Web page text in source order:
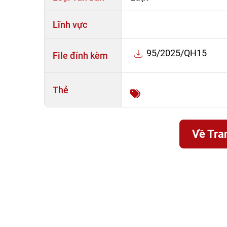
Lĩnh vực
File đính kèm 95/2025/QH15
Thẻ
Về